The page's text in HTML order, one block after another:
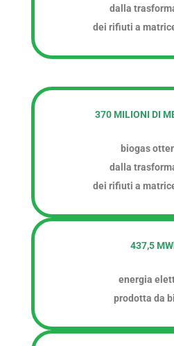
dalla
dei rifiuti a
370 MILIONI DI
biogas
dalla
dei rifiuti a
437,5
energia
prodotta da